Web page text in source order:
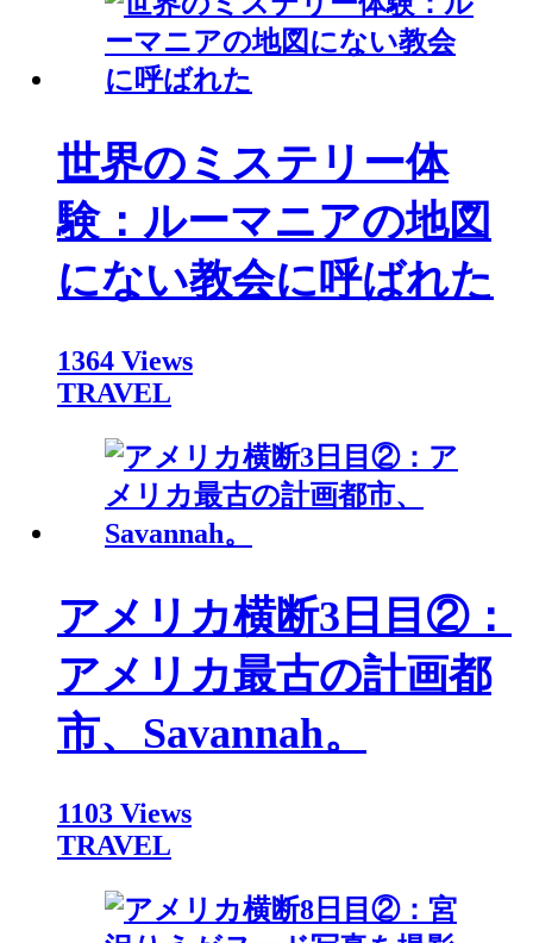
世界のミステリー体
験：ルーマニアの地図
にない教会に呼ばれた
1364 Views
TRAVEL
アメリカ横断3日目②：
アメリカ最古の計画都
市、Savannah。
1103 Views
TRAVEL